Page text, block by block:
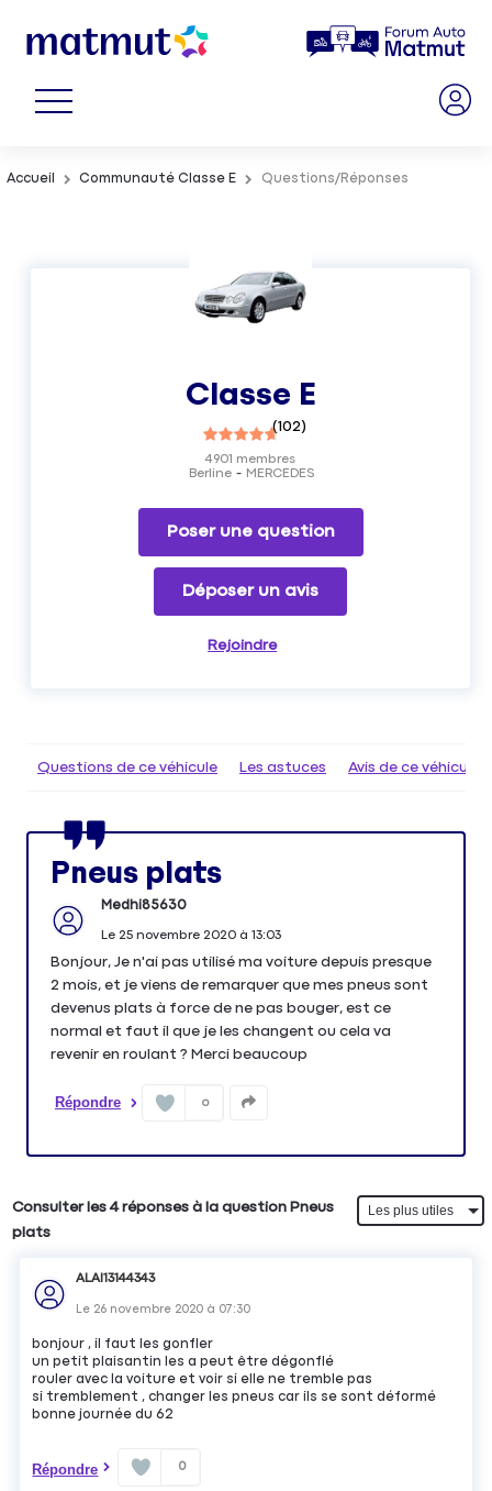
Accueil Communauté Classe E Questions/Réponses
Classe E
(102)
Berline MERCEDES
4901 membres
Poser une question
Déposer un avis
Rejoindre
Questions de ce véhicule Les astuces Avis de ce véhicule
Pneus plats
Medhi85630
Le 25 novembre 2020à 13:03
Bonjour, Je n'ai pas utilisé ma voiture depuis presque
2 mois, et je viens de remarquer que mes pneus sont
devenus plats à force de ne pas bouger, est ce
normal et faut il que je les changent ou cela va
revenir en roulant ? Merci beaucoup
Répondre 0
Consulter les 4 réponses à la question Pneus
plats
ALAI13144343
Le 26 novembre 2020 à 07:30
bonjour , il faut les gonfler
un petit plaisantin les a peut être dégonflé
rouler avec la voiture et voir si elle ne tremble pas
si tremblement , changer les pneus car ils se sont déformé
bonne journée du 62
Répondre 0